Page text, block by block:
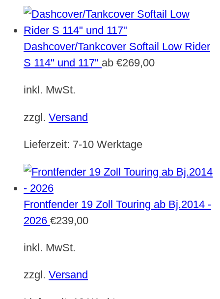
Dashcover/Tankcover Softail Low Rider
S 114" und 117" ab €269,00
inkl. MwSt.
zzgl. Versand
Lieferzeit: 7-10 Werktage
Frontfender 19 Zoll Touring ab Bj.2014 -
2026 €239,00
inkl. MwSt.
zzgl. Versand